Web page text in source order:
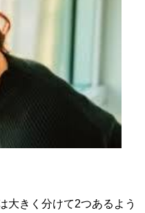
大きく分けて2つあるよう